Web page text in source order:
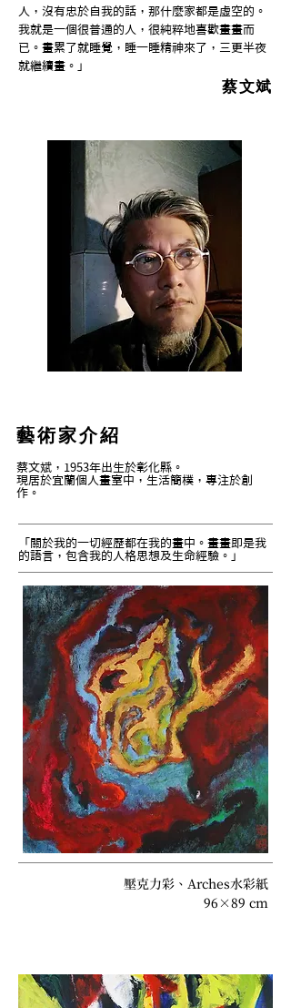
人，沒有忠於自我的話，那什麼家都是虛空的。
我就是一個很普通的人，很純粹地喜歡畫畫而
已。畫累了就睡覺，睡一睡精神來了，三更半夜
就繼續畫。」
蔡文斌
藝術家介紹
蔡文斌，1953年出生於彰化縣。
現居於宜蘭個人畫室中，生活簡樸，專注於創
作。
「關於我的一切經歷都在我的畫中。畫畫即是我
的語言，包含我的人格思想及生命經驗。」
壓克力彩、Arches水彩紙
96×89 cm